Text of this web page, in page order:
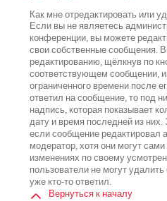
Как мне отредактировать или
Если вы не являетесь
конференции, вы можете
свои собственные сообщения.
редактированию, щёлкнув по
соответствующем сообщении,
ограниченного времени после
ответил на сообщение, то под
надпись, которая показывает
дату и время последней из
если сообщение редактировал
модератор, хотя они могут
изменениях по своему
пользователи не могут
уже кто-то ответил.
Вернуться к началу